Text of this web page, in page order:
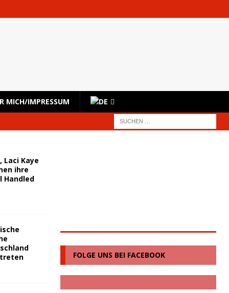
MICH/IMPRESSUM
sofortige
Laci Kaye
ihre
Handled
FOLGE UNS BEI FACEBOOK